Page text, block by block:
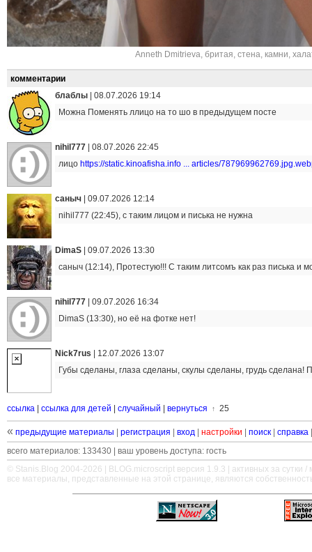
Anneth Dmitrieva, бритая, стена, камни,
комментарии
блаблы
08.07.2026 19:14
Можна Поменять ллицо на то шо в предыдущем посте
nihil777
08.07.2026 22:45
лицо https://static.kinoafisha.info ... articles/
саныч
09.07.2026 12:14
nihil777 (22:45), с таким лицом и писька не нужна
DimaS
09.07.2026 13:30
саныч (12:14), Протестую!!! С таким литсомъ как раз писька и
nihil777
09.07.2026 16:34
DimaS (13:30), но её на фотке нет!
Nick7rus
12.07.2026 13:07
Губы сделаны, глаза сделаны, скулы сделаны, грудь сделана!
ссылка ссылка для детей случайный вернуться ↑ 25
« предыдущие материалы регистрация вход настройки поиск справка
всего материалов: 133430 | ваш уровень доступа: гость
© Stanis.Blog 2004-2026 |
BLOG.microscript версия 1.9.3 | активных за сутки /
все материалы, представленные на этой странице, являются
—————————————————————